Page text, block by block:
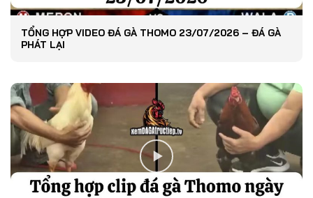
TỔNG HỢP VIDEO ĐÁ GÀ THOMO 23/07/2026 – ĐÁ GÀ
PHÁT LẠI